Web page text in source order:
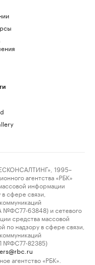
1995–
агентства «РБК»
информации
сфере связи,
№ФС77-63848) и сетевого
средства массовой
по надзору в сфере связи,
№ФС77-82385)
агентство «РБК».